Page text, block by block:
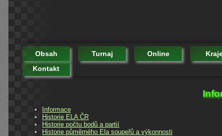
Obsah Turnaj Online
Kontakt
Informace
Historie ELA ČR
Historie počtu bodů a partií
Historie půměrného Ela soupeřů a výkonnosti